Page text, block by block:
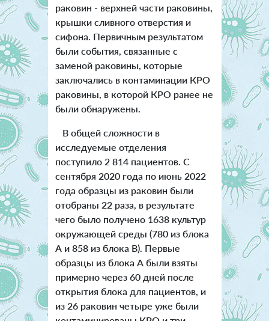
раковин - верхней части раковины,
крышки сливного отверстия и
сифона. Первичным результатом
были события, связанные с
заменой раковины, которые
заключались в контаминации КРО
раковины, в которой КРО ранее не
были обнаружены.
В общей сложности в
исследуемые отделения
поступило 2 814 пациентов. С
сентября 2020 года по июнь 2022
года образцы из раковин были
отобраны 22 раза, в результате
чего было получено 1638 культур
окружающей среды (780 из блока
А и 858 из блока В). Первые
образцы из блока А были взяты
примерно через 60 дней после
открытия блока для пациентов, и
из 26 раковин четыре уже были